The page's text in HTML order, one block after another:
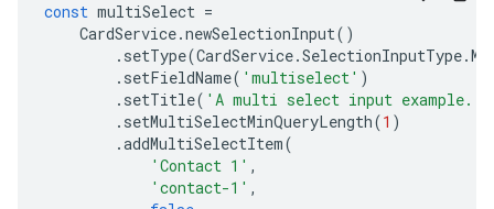
const multiSelect =
CardService.newSelectionInput()
. setType(CardService.SelectionInputType.
. setFieldName( 'multiselect' )
. setTitle( 'A multi select input example.'
. setMultiSelectMinQueryLength(1 )
.addMultiSelectItem(
'Contact 1' ,
'contact-1' ,